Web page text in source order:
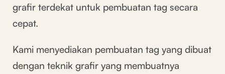
grafir terdekat untuk pembuatan tag secara
cepat.
Kami menyediakan pembuatan tag yang dibuat
dengan teknik grafir yang membuatnya